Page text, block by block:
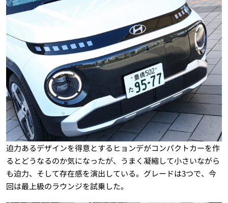
迫力あるデザインを得意とするヒョンデがコンパクトカーを作
るとどうなるのか気になったが、うまく凝縮して小さいながら
も迫力、そして存在感を演出している。グレードは3つで、今
回は最上級のラウンジを試乗した。